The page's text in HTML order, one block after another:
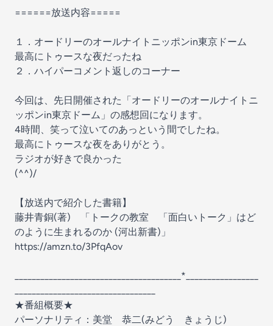
======放送内容=====
１．オードリーのオールナイトニッポンin東京ドーム
最高にトゥースな夜だったね
２．ハイパーコメント返しのコーナー
今回は、先日開催された「オードリーのオールナイトニ
ッポンin東京ドーム」の感想回になります。
4時間、笑って泣いてのあっという間でしたね。
最高にトゥースな夜をありがとう。
ラジオが好きで良かった
(^^)/
【放送内で紹介した書籍】
藤井青銅(著) 「トークの教室 「面白いトーク」はど
のように生まれるのか (河出新書)」
https://amzn.to/3PfqAov
_______________________________________*_________________
★番組概要★
パーソナリティ：美堂 恭二(みどう きょうじ)